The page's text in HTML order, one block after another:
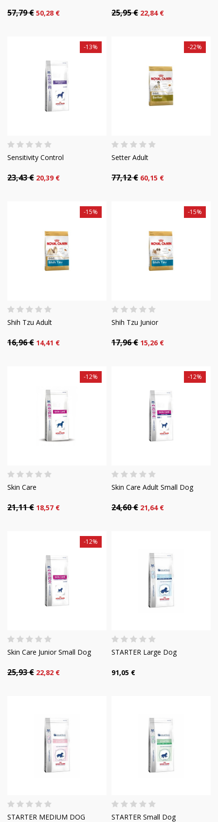
57,79 € 50,28 € 25,95 € 22,84 €
Sensitivity Control
23,43 €
-13%
20,39 €
Setter Adult
77,12 €
-22%
60,15 €
Shih Tzu Adult
16,96 €
-15%
14,41 €
Shih Tzu Junior
17,96 €
-15%
15,26 €
Skin Care
21,11 €
-12%
18,57 €
Skin Care Adult Small Dog
24,60 €
-12%
21,64 €
Skin Care Junior Small Dog
25,93 €
-12%
22,82 €
STARTER Large Dog
91,05 €
STARTER MEDIUM DOG STARTER Small Dog